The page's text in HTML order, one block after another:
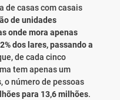
de casas com casais
de unidades
onde mora apenas
dos lares, passando a
de cada cinco
tem apenas um
o número de pessoas
para 13,6 milhões.